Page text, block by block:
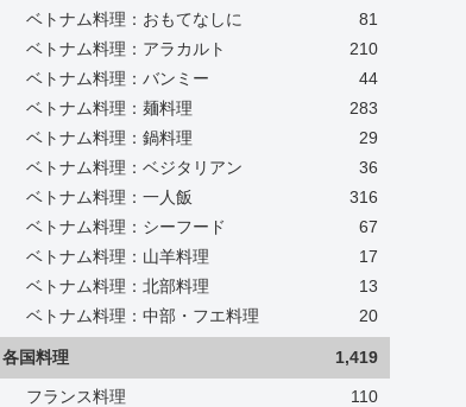
ベトナム料理：おもてなしに
81
ベトナム料理：アラカルト
210
ベトナム料理：バンミー
44
ベトナム料理：麺料理
283
ベトナム料理：鍋料理
29
ベトナム料理：ベジタリアン
36
ベトナム料理：一人飯
316
ベトナム料理：シーフード
67
ベトナム料理：山羊料理
17
ベトナム料理：北部料理
13
ベトナム料理：中部・フエ料理
20
各国料理 1,419
フランス料理
110